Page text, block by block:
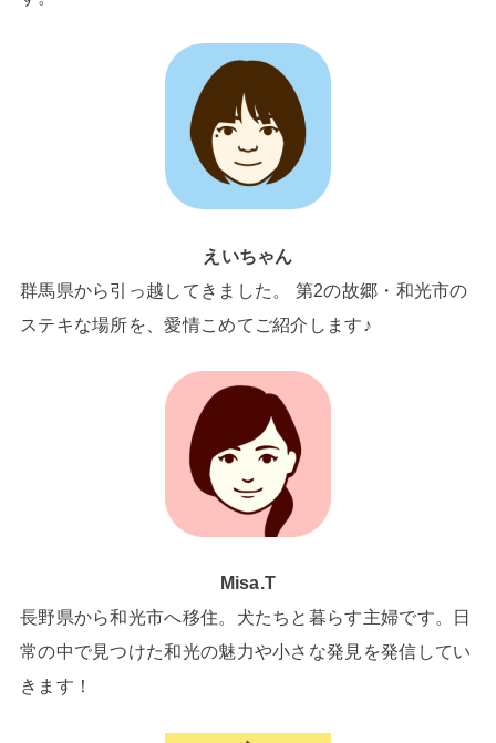
えいちゃん
群馬県から引っ越してきました。 第2の故郷・和光市の
ステキな場所を、愛情こめてご紹介します♪
Misa.T
長野県から和光市へ移住。犬たちと暮らす主婦です。日
常の中で見つけた和光の魅力や小さな発見を発信してい
きます！